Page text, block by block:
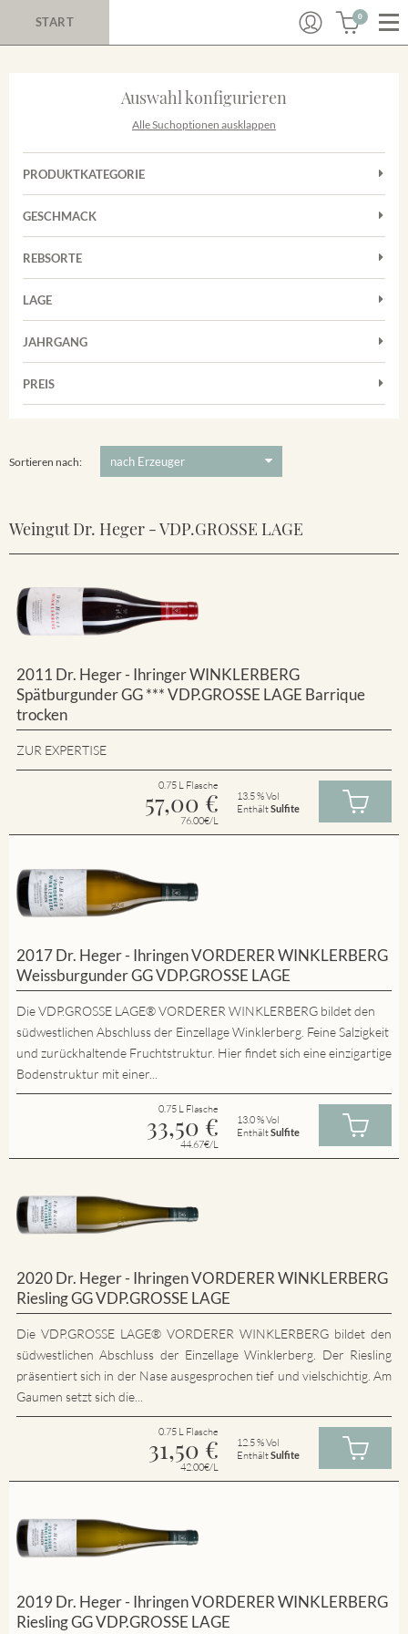
START 0
Auswahl konfigurieren
Alle Suchoptionen ausklappen
PRODUKTKATEGORIE
Cuvées
Rosé
Weißwein
GESCHMACK
Trocken
REBSORTE
Chardonnay
Grauburgunder
Riesling
LAGE
Achkarrer Schlossberg
Vorderer Winklerberg
Winklerberg Hinter Winklen
JAHRGANG
PREIS
Sortieren nach:
Weingut Dr. Heger - VDP.GROSSE LAGE
2011 Dr. Heger - Ihringer WINKLERBERG
Spätburgunder GG *** VDP.GROSSE LAGE Barrique
trocken
ZUR EXPERTISE
0.75 L Flasche
57,00 €
76.00€/L
13.5 % Vol
EnthältSulfite
2017 Dr. Heger - Ihringen VORDERER WINKLERBERG
Weissburgunder GG VDP.GROSSE LAGE
Die VDP.GROSSE LAGE® VORDERER WINKLERBERG bildet den
südwestlichen Abschluss der Einzellage Winklerberg. Feine Salzigkeit
und zurückhaltende Fruchtstruktur. Hier findet sich eine einzigartige
Bodenstruktur mit einer...
0.75 L Flasche
33,50 €
44.67€/L
13.0 % Vol
EnthältSulfite
2020 Dr. Heger - Ihringen VORDERER WINKLERBERG
Riesling GG VDP.GROSSE LAGE
Die VDP.GROSSE LAGE® VORDERER WINKLERBERG bildet den
südwestlichen Abschluss der Einzellage Winklerberg. Der Riesling
präsentiert sich in der Nase ausgesprochen tief und vielschichtig. Am
Gaumen setzt sich die...
0.75 L Flasche
31,50 €
42.00€/L
12.5 % Vol
EnthältSulfite
2019 Dr. Heger - Ihringen VORDERER WINKLERBERG
Riesling GG VDP.GROSSE LAGE